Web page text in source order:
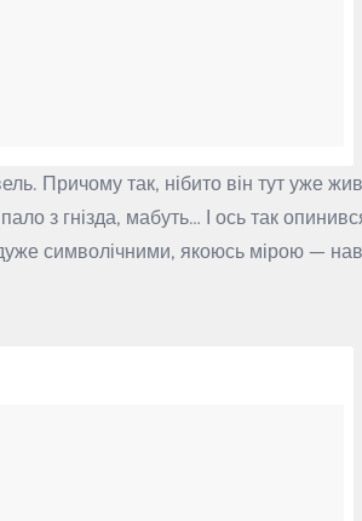
Причому так, нібито він тут уже
з гнізда, мабуть… І ось так
символічними, якоюсь мірою —